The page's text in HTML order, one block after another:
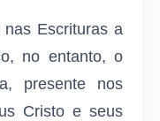
Escrituras a
no entanto, o
presente nos
Cristo e seus